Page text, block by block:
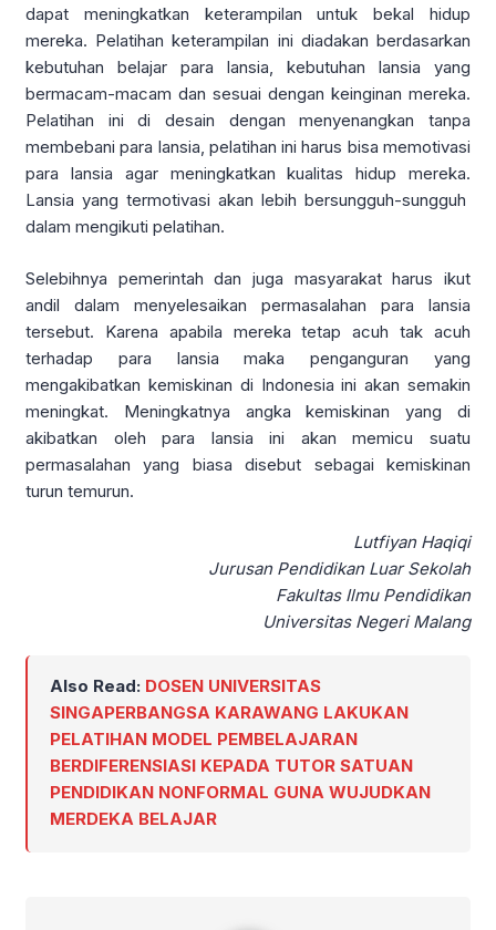
dapat meningkatkan keterampilan untuk bekal hidup
mereka. Pelatihan keterampilan ini diadakan berdasarkan
kebutuhan belajar para lansia, kebutuhan lansia yang
bermacam-macam dan sesuai dengan keinginan mereka.
Pelatihan ini di desain dengan menyenangkan tanpa
membebani para lansia, pelatihan ini harus bisa memotivasi
para lansia agar meningkatkan kualitas hidup mereka.
Lansia yang termotivasi akan lebih bersungguh-sungguh
dalam mengikuti pelatihan.
Selebihnya pemerintah dan juga masyarakat harus ikut
andil dalam menyelesaikan permasalahan para lansia
tersebut. Karena apabila mereka tetap acuh tak acuh
terhadap para lansia maka penganguran yang
mengakibatkan kemiskinan di Indonesia ini akan semakin
meningkat. Meningkatnya angka kemiskinan yang di
akibatkan oleh para lansia ini akan memicu suatu
permasalahan yang biasa disebut sebagai kemiskinan
turun temurun.
Lutfiyan Haqiqi
Jurusan Pendidikan Luar Sekolah
Fakultas Ilmu Pendidikan
Universitas Negeri Malang
Also Read: DOSEN UNIVERSITAS
SINGAPERBANGSA KARAWANG LAKUKAN
PELATIHAN MODEL PEMBELAJARAN
BERDIFERENSIASI KEPADA TUTOR SATUAN
PENDIDIKAN NONFORMAL GUNA WUJUDKAN
MERDEKA BELAJAR